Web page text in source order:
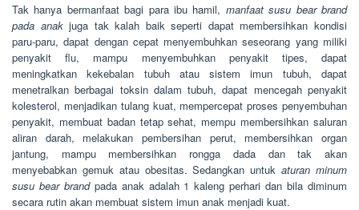
Tak hanya bermanfaat bagi para ibu hamil, manfaat susu bear brand
pada anakjuga tak kalah baik seperti dapat membersihkan kondisi
paru-paru, dapat dengan cepat menyembuhkan seseorang yang miliki
penyakit flu, mampu menyembuhkan penyakit tipes, dapat
meningkatkan kekebalan tubuh atau sistem imun tubuh, dapat
menetralkan berbagai toksin dalam tubuh, dapat mencegah penyakit
kolesterol, menjadikan tulang kuat, mempercepat proses penyembuhan
penyakit, membuat badan tetap sehat, mempu membersihkan saluran
aliran darah, melakukan pembersihan perut, membersihkan organ
jantung, mampu membersihkan rongga dada dan tak akan
menyebabkan gemuk atau obesitas. Sedangkan untukaturan minum
susu bear brandpada anak adalah 1 kaleng perhari dan bila diminum
secara rutin akan membuat sistem imun anak menjadi kuat.